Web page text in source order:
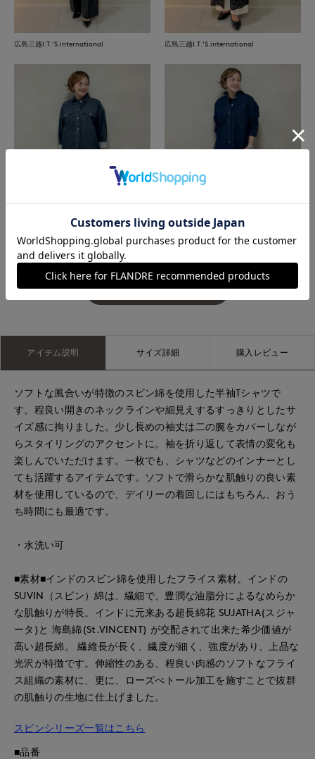
広島三越I.T.'S.international 広島三越I.T.'S.international
たまプラーザ東急I.T.'S.international
もっと見る
アイテム説明 サイズ詳細 購入レビュー
ソフトな風合いが特徴のスビン綿を使用した半袖Tシャツで
す。程良い開きのネックラインや細見えするすっきりとしたサ
イズ感に拘りました。少し長めの袖丈は二の腕をカバーしなが
らスタイリングのアクセントに。袖を折り返して表情の変化も
楽しんでいただけます。一枚でも、シャツなどのインナーとし
ても活躍するアイテムです。ソフトで滑らかな肌触りの良い素
材を使用しているので、デイリーの着回しにはもちろん、おう
ち時間にも最適です。
・水洗い可
■素材■インドのスビン綿を使用したフライス素材。インドの
SUVIN（スビン）綿は、繊細で、豊潤な油脂分によるなめらか
な肌触りが特長。インドに元来ある超長綿花 SUJATHA(スジャ
ータ)と 海島綿(St.VINCENT) が交配されて出来た希少価値が
高い超長綿。 繊維長が長く、繊度が細く、強度があり、上品な
光沢が特徴です。伸縮性のある、程良い肉感のソフトなフライ
ス組織の素材に、更に、ローズぺトール加工を施すことで抜群
の肌触りの生地に仕上げました。
スビンシリーズ一覧はこちら
■品番